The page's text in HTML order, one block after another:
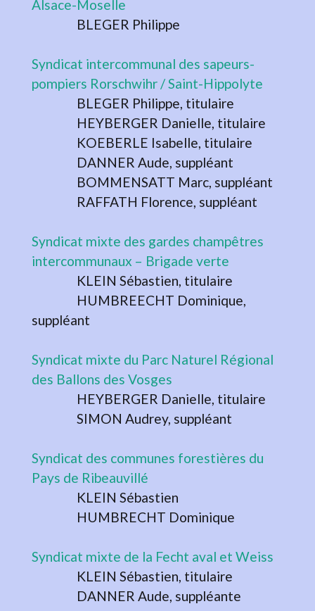
Alsace-Moselle
BLEGER Philippe
Syndicat intercommunal des sapeurs-
pompiers Rorschwihr / Saint-Hippolyte
BLEGER Philippe, titulaire
HEYBERGER Danielle, titulaire
KOEBERLE Isabelle, titulaire
DANNER Aude, suppléant
BOMMENSATT Marc, suppléant
RAFFATH Florence, suppléant
Syndicat mixte des gardes champêtres
intercommunaux – Brigade verte
KLEIN Sébastien, titulaire
HUMBREECHT Dominique,
suppléant
Syndicat mixte du Parc Naturel Régional
des Ballons des Vosges
HEYBERGER Danielle, titulaire
SIMON Audrey, suppléant
Syndicat des communes forestières du
Pays de Ribeauvillé
KLEIN Sébastien
HUMBRECHT Dominique
Syndicat mixte de la Fecht aval et Weiss
KLEIN Sébastien, titulaire
DANNER Aude, suppléante